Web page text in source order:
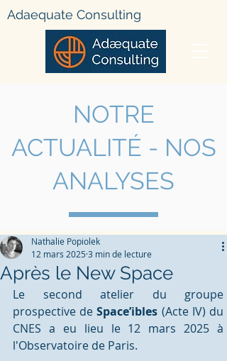
Adaequate Consulting
NOTRE
ACTUALITÉ - NOS
ANALYSES
Après le New Space
Nathalie Popiolek
12 mars 2025 3 min de lecture
Le second atelier du groupe
prospective de Space’ibles (Acte IV) du
CNES a eu lieu le 12 mars 2025 à
l'Observatoire de Paris.